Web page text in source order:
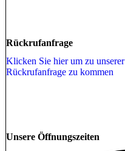
Rückrufanfrage
Klicken Sie hier um zu unserer
Rückrufanfrage zu kommen
Unsere Öffnungszeiten